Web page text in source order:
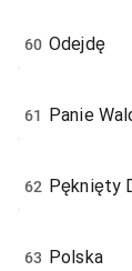
60 Odejdę
61 Panie
62 Pęknięty
63 Polska